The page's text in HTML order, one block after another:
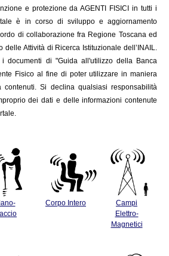
e protezione da AGENTI FISICI in tutti i
è in corso di sviluppo e aggiornamento
di collaborazione fra Regione Toscana ed
delle Attività di Ricerca Istituzionale dell’INAIL.
i documenti di "Guida all'utilizzo della Banca
Fisico al fine di poter utilizzare in maniera
Si declina qualsiasi responsabilità
dei dati e delle informazioni contenute
Corpo Intero
Campi
Elettro-
Magnetici